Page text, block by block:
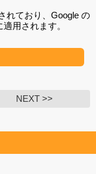
れており、Google の
適用されます。
NEXT >>